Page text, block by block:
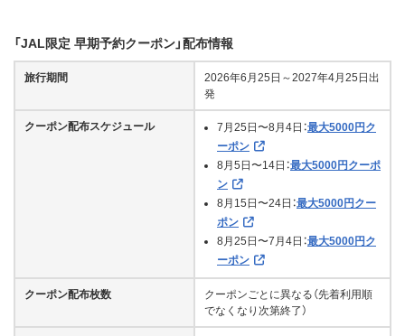
「JAL限定 早期予約クーポン」配布情報
旅行期間
2026年6月25日～2027年4月25日出
発
クーポン配布スケジュール 7月25日〜8月4日：最大5000円ク
ーポン
8月5日〜14日：最大5000円クーポ
ン
8月15日〜24日：最大5000円クー
ポン
8月25日〜7月4日：最大5000円ク
ーポン
クーポン配布枚数
クーポンごとに異なる（先着利用順
でなくなり次第終了）